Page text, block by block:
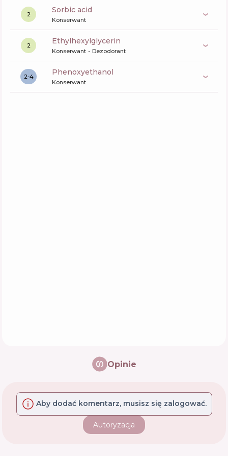
2 sorbic acid
Konserwant
2 ethylhexylglycerin
Konserwant Dezodorant
2-4 phenoxyethanol
Konserwant
Opinie
Aby dodać komentarz, musisz się zalogować.
Autoryzacja